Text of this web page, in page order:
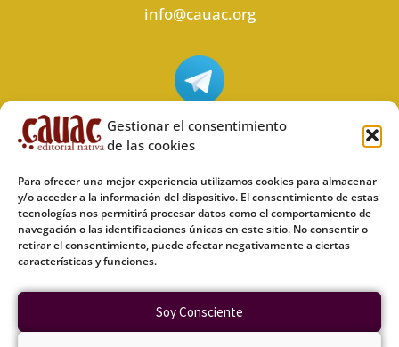
Gestionar el consentimiento
de las cookies
Para ofrecer una mejor experiencia utilizamos cookies para almacenar
y/o acceder a la información del dispositivo. El consentimiento de estas
tecnologías nos permitirá procesar datos como el comportamiento de
navegación o las identificaciones únicas en este sitio. No consentir o
retirar el consentimiento, puede afectar negativamente a ciertas
características y funciones.
Soy Consciente
info@cauac.org
Síguenos en Telegram
Síguenos en Odysee
Política de privacidad